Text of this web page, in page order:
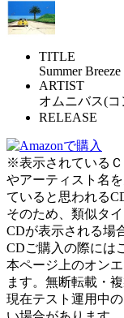
TITLE
Summer
ARTIST
オムニバス(
RELEASE
※表示されている
やアーティスト名
ていると思われる
そのため、類似タ
CDが表示される場
CDご購入の際には
本ページ上のオン
ます。無断転載・
現在テスト運用中